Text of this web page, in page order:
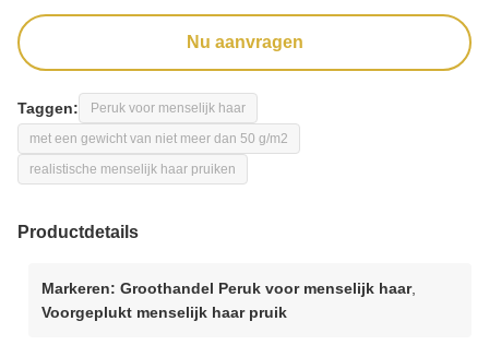
Nu aanvragen
Taggen:
Peruk voor menselijk haar
met een gewicht van niet meer dan 50 g/m2
realistische menselijk haar pruiken
Productdetails
Markeren: Groothandel Peruk voor menselijk haar,
Voorgeplukt menselijk haar pruik